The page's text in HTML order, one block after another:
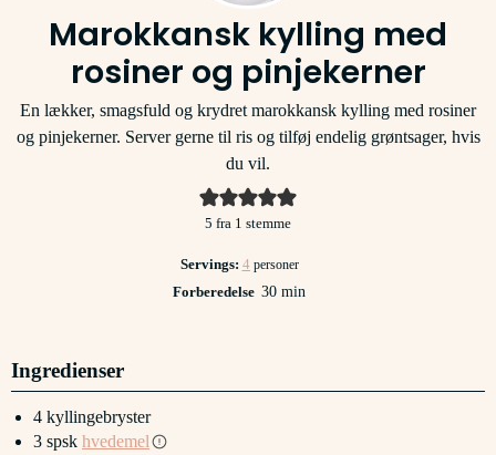
Marokkansk kylling med
rosiner og pinjekerner
En lækker, smagsfuld og krydret marokkansk kylling med rosiner
og pinjekerner. Server gerne til ris og tilføj endelig grøntsager, hvis
du vil.
5 fra 1 stemme
Servings: 4 personer
Forberedelse 30minutter
min
Ingredienser
4 kyllingebryster
3 spsk hvedemel